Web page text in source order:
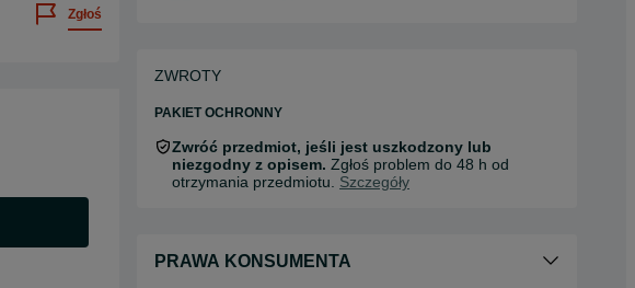
Zgłoś
ZWROTY
PAKIET OCHRONNY
Zwróć przedmiot, jeśli jest uszkodzony lub
niezgodny z opisem. Zgłoś problem do 48 h od
otrzymania przedmiotu. Szczegóły
PRAWA KONSUMENTA